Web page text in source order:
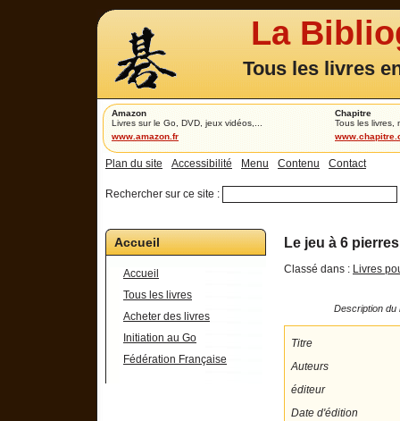
La
Tous les livres
Amazon
Livres sur le Go, DVD, jeux vidéos,...
www.amazon.fr
Chapitre
Tous les livres,
Plan du site Accessibilité Menu Contenu Contact
Rechercher sur ce site :
Accueil
Accueil
Tous les livres
Acheter des livres
Initiation au Go
Fédération Française
Le jeu à 6
Classé dans : Livres
Description du
Titre
Auteurs
éditeur
Date d'édition